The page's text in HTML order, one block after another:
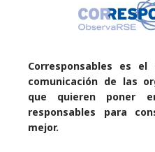
Corresponsables es
comunicación de las
que quieren poner
responsables para
mejor.